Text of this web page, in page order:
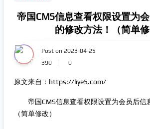
帝国CMS信息查看权限设置为
的修改方法！（简单修
Post on 2023-04-25
390
0
原文来自：https://liye5.com/
帝国CMS信息查看权限设置为会员后信
（简单修改）